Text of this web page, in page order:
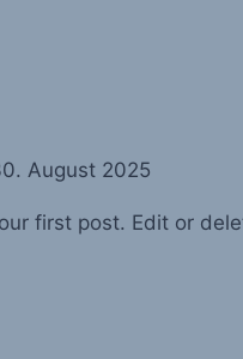
August 2025
first post. Edit or